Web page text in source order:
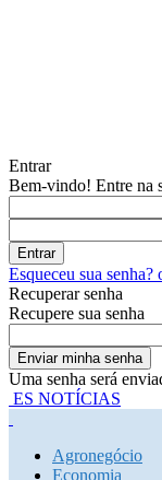
Entrar
Bem-vindo! Entre na
Esqueceu sua senha?
Recuperar senha
Recupere sua senha
Uma senha será
ES NOTÍCIAS
Agronegócio
Economia